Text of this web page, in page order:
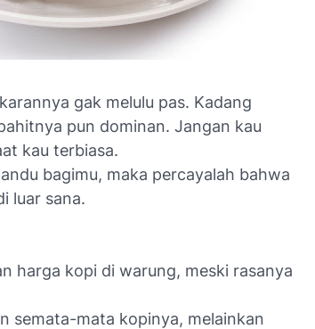
gak melulu pas. Kadang
pun dominan. Jangan kau
kau terbiasa.
bagimu, maka percayalah bahwa
luar sana.
harga kopi di warung, meski rasanya
semata-mata kopinya, melainkan